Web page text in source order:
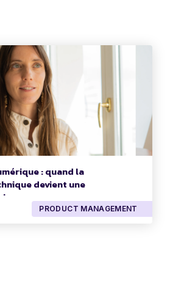
: quand la
devient une
PRODUCT MANAGEMENT